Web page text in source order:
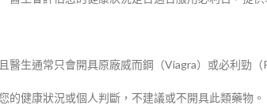
醫生通常只會開具原廠威而鋼（Viagra）或必利勁
的健康狀況或個人判斷，不建議或不開具此類藥物。